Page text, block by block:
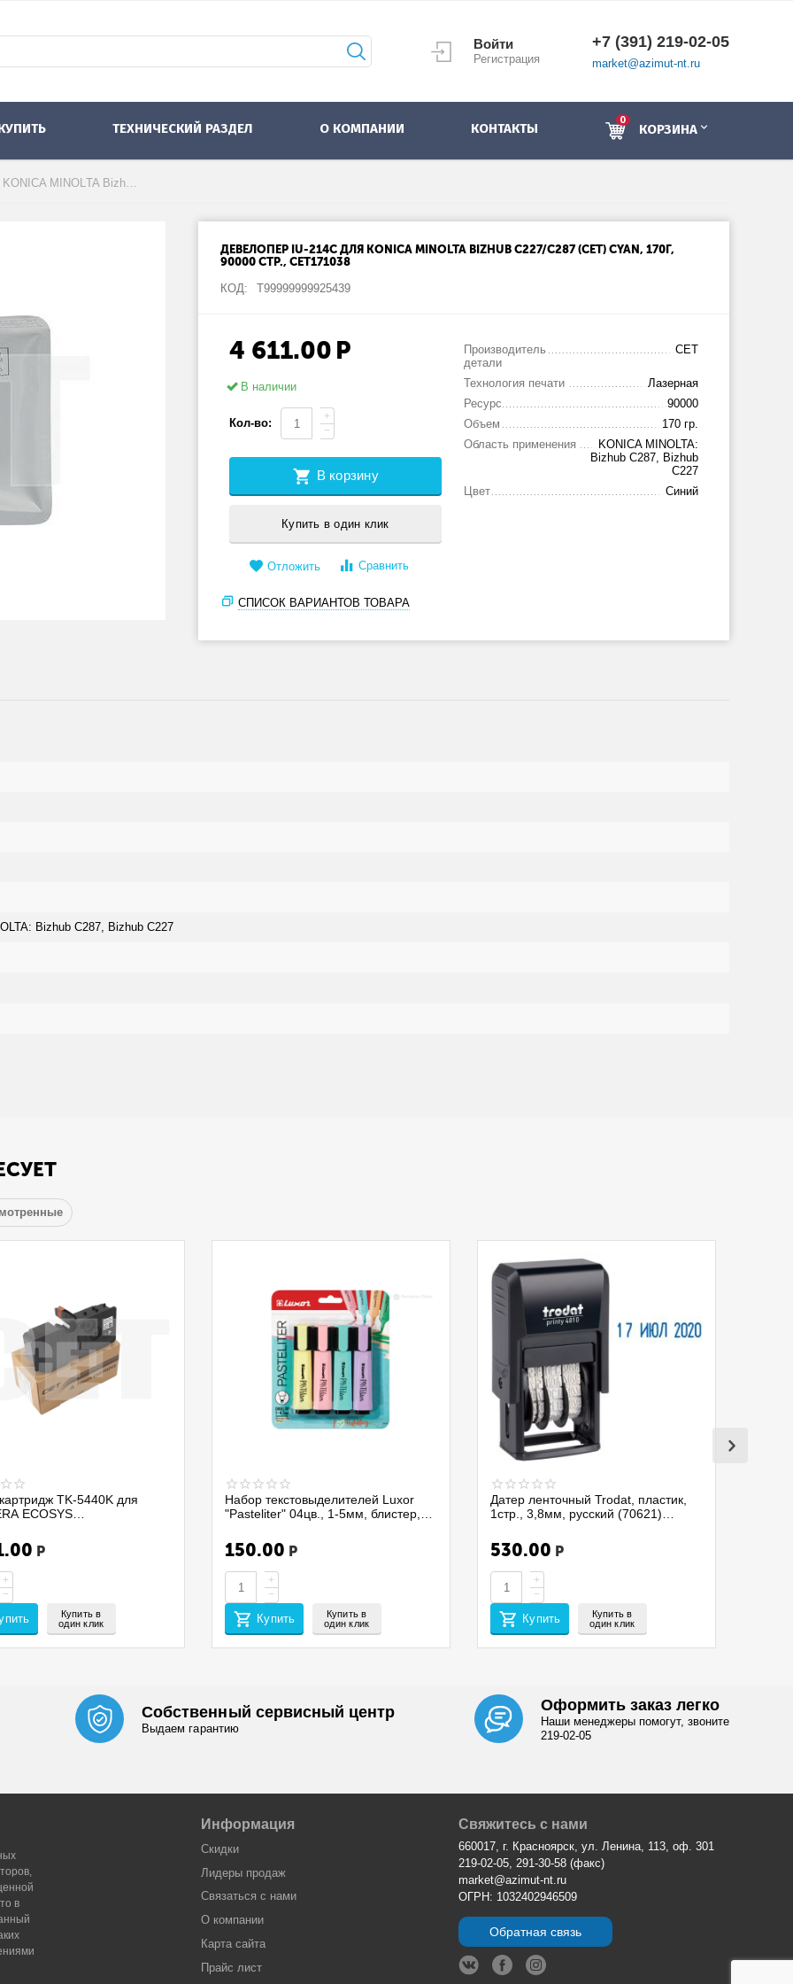
Войти
Регистрация
+7 (391) 219-02-05
market@azimut-nt.ru
ТЕХНИЧЕСКИЙ РАЗДЕЛ О КОМПАНИИ КОНТАКТЫ
0
КОРЗИНА
Девелопер IU-214C для KONICA MINOLTA Bizhub C227/C287 (CET) Cyan, 170г, 90000 стр., CET171038
ДЕВЕЛОПЕР IU-214C ДЛЯ KONICA MINOLTA BIZHUB C227/C287 (CET) CYAN, 170Г,
90000 СТР., CET171038
КОД:
Т99999999925439
4 611.00 Р
В наличии
Кол-во:
+
−
В корзину
Купить в один клик
Отложить Сравнить
Производитель
детали
CET
Технология печати
Лазерная
Ресурс
90000
Объем
170 гр.
Область применения
KONICA MINOLTA:
Bizhub C287, Bizhub
C227
Цвет
Синий
СПИСОК ВАРИАНТОВ ТОВАРА
Bizhub C287, Bizhub C227
TK-5440K для
ECOSYS
(CET) Black,
Afr), 70г, 2800 стр.,
Р
+
−
Купить в
один клик
Набор текстовыделителей Luxor
"Pasteliter" 04цв., 1-5мм, блистер,
150.00 Р
+
−
Купить
Купить в
один клик
Датер ленточный Trodat, пластик,
1стр., 3,8мм, русский (70621)
530.00 Р
+
−
Купить
Купить в
один клик
Собственный сервисный центр
Выдаем гарантию
Оформить заказ легко
Наши менеджеры помогут, звоните
219-02-05
в
Информация
Скидки
Лидеры продaж
Связаться с нами
О компании
Карта сайта
Прайс лист
Свяжитесь с нами
660017, г. Красноярск, ул. Ленина, 113, оф. 301
219-02-05, 291-30-58 (факс)
market@azimut-nt.ru
ОГРН: 1032402946509
Обратная связь